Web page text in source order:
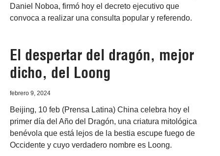
Daniel Noboa, firmó hoy el decreto ejecutivo que
convoca a realizar una consulta popular y referendo.
El despertar del dragón, mejor
dicho, del Loong
febrero 9, 2024
Beijing, 10 feb (Prensa Latina) China celebra hoy el
primer día del Año del Dragón, una criatura mitológica
benévola que está lejos de la bestia escupe fuego de
Occidente y cuyo verdadero nombre es Loong.